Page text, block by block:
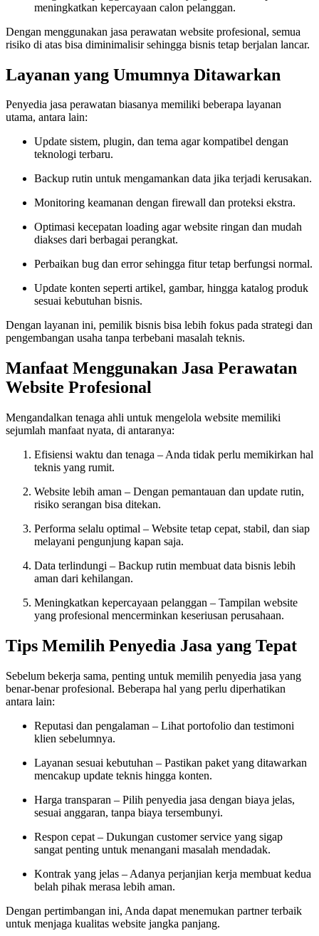
meningkatkan kepercayaan calon pelanggan.
Dengan menggunakan jasa perawatan website profesional, semua
risiko di atas bisa diminimalisir sehingga bisnis tetap berjalan lancar.
Layanan yang Umumnya Ditawarkan
Penyedia jasa perawatan biasanya memiliki beberapa layanan
utama, antara lain:
Update sistem, plugin, dan tema agar kompatibel dengan
teknologi terbaru.
Backup rutin untuk mengamankan data jika terjadi kerusakan.
Monitoring keamanan dengan firewall dan proteksi ekstra.
Optimasi kecepatan loading agar website ringan dan mudah
diakses dari berbagai perangkat.
Perbaikan bug dan error sehingga fitur tetap berfungsi normal.
Update konten seperti artikel, gambar, hingga katalog produk
sesuai kebutuhan bisnis.
Dengan layanan ini, pemilik bisnis bisa lebih fokus pada strategi dan
pengembangan usaha tanpa terbebani masalah teknis.
Manfaat Menggunakan Jasa Perawatan
Website Profesional
Mengandalkan tenaga ahli untuk mengelola website memiliki
sejumlah manfaat nyata, di antaranya:
Efisiensi waktu dan tenaga – Anda tidak perlu memikirkan hal
teknis yang rumit.
Website lebih aman – Dengan pemantauan dan update rutin,
risiko serangan bisa ditekan.
Performa selalu optimal – Website tetap cepat, stabil, dan siap
melayani pengunjung kapan saja.
Data terlindungi – Backup rutin membuat data bisnis lebih
aman dari kehilangan.
Meningkatkan kepercayaan pelanggan – Tampilan website
yang profesional mencerminkan keseriusan perusahaan.
Tips Memilih Penyedia Jasa yang Tepat
Sebelum bekerja sama, penting untuk memilih penyedia jasa yang
benar-benar profesional. Beberapa hal yang perlu diperhatikan
antara lain:
Reputasi dan pengalaman – Lihat portofolio dan testimoni
klien sebelumnya.
Layanan sesuai kebutuhan – Pastikan paket yang ditawarkan
mencakup update teknis hingga konten.
Harga transparan – Pilih penyedia jasa dengan biaya jelas,
sesuai anggaran, tanpa biaya tersembunyi.
Respon cepat – Dukungan customer service yang sigap
sangat penting untuk menangani masalah mendadak.
Kontrak yang jelas – Adanya perjanjian kerja membuat kedua
belah pihak merasa lebih aman.
Dengan pertimbangan ini, Anda dapat menemukan partner terbaik
untuk menjaga kualitas website jangka panjang.